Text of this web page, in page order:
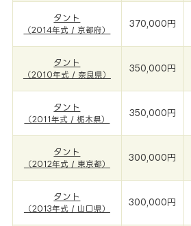
タント
（2014年式 / 京都府）
370,000円
タント
（2010年式 / 奈良県）
350,000円
タント
（2011年式 / 栃木県）
350,000円
タント
（2012年式 / 東京都）
300,000円
タント
（2013年式 / 山口県）
300,000円